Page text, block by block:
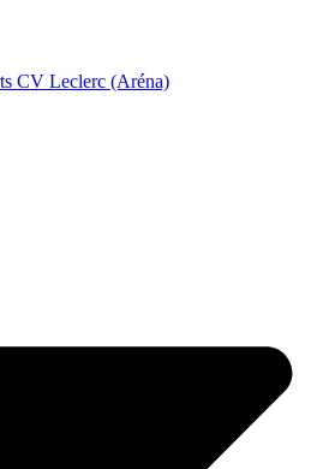
CV Leclerc (Aréna)